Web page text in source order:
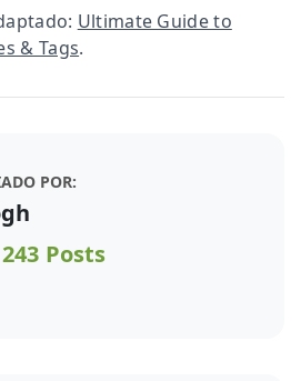
Ultimate Guide to
& Tags.
POR:
243 Posts